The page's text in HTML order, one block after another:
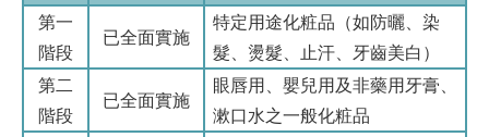
第一
階段
已全面實施
特定用途化粧品（如防曬、染
髮、燙髮、止汗、牙齒美白）
第二
階段
已全面實施
眼唇用、嬰兒用及非藥用牙膏、
漱口水之一般化粧品